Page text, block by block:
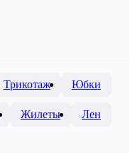
Трикотаж Юбки
Жилеты Лен